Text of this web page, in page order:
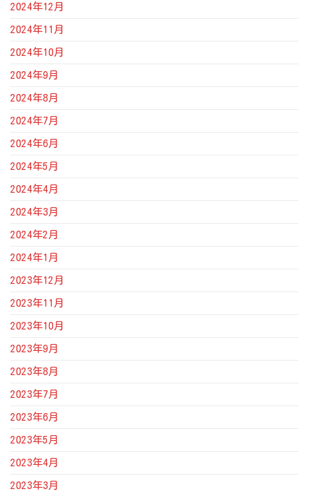
2024年12月
2024年11月
2024年10月
2024年9月
2024年8月
2024年7月
2024年6月
2024年5月
2024年4月
2024年3月
2024年2月
2024年1月
2023年12月
2023年11月
2023年10月
2023年9月
2023年8月
2023年7月
2023年6月
2023年5月
2023年4月
2023年3月